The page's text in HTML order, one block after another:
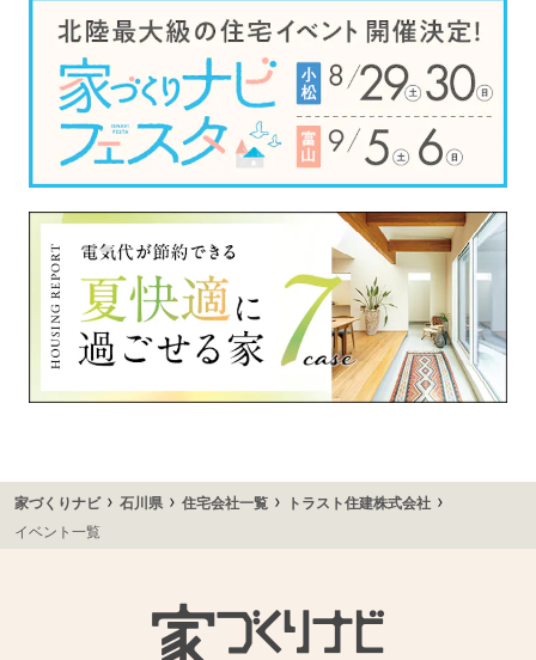
家づくりナビ› 石川県 › 住宅会社一覧 › トラスト住建株式会社 ›
イベント一覧